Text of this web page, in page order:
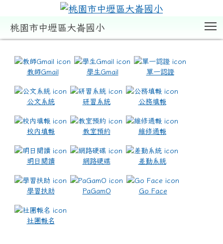
桃園市中壢區大崙國小
教師Gmail 學生Gmail 單一認證
公文系統 研習系統 公務填報
校內填報 教室預約 維修通報
明日閱讀 網路硬碟 差勤系統
學習扶助 PaGamO Go Face
社團報名